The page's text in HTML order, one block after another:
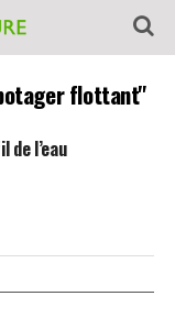
flottant"
de l’eau